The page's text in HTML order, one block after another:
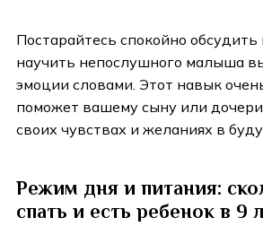
Постарайтесь спокойно
научить непослушного малыша
эмоции словами. Этот навык
поможет вашему сыну или дочери
своих чувствах и желаниях в
Режим дня и питания:
спать и есть ребенок в 9